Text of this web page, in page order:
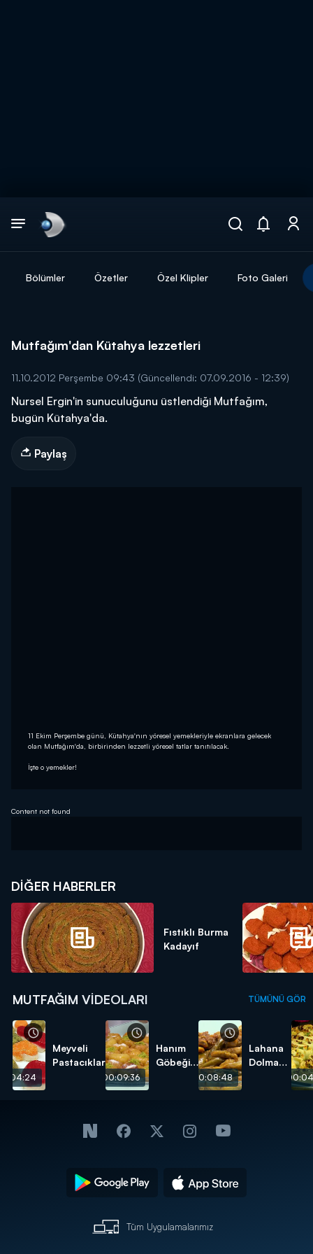
Bölümler Özetler Özel Klipler Foto Galeri
Mutfağım'dan Kütahya lezzetleri
11.10.2012 Perşembe 09:43 (Güncellendi: 07.09.2016 - 12:39)
Nursel Ergin'in sunuculuğunu üstlendiği Mutfağım,
bugün Kütahya'da.
Paylaş
11 Ekim Perşembe günü, Kütahya'nın yöresel yemekleriyle ekranlara gelecek
olan Mutfağım'da, birbirinden lezzetli yöresel tatlar tanıtılacak.
İşte o yemekler!
Content not found
DIĞER HABERLER
Fıstıklı Burma
Kadayıf
MUTFAĞIM VIDEOLARI TÜMÜNÜ GÖR
Meyveli
Pastacıklar
00:09:36
Hanım
Göbeği
00:08:48
Lahana
Dolması
Tüm Uygulamalarımız